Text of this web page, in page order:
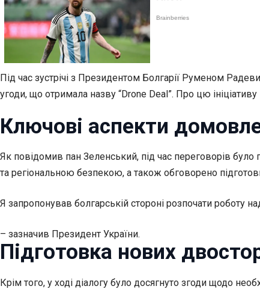
Під час зустрічі з Президентом Болгарії Руменом
угоди, що отримала назву “Drone Deal”. Про цю
Ключові аспекти
Як повідомив пан Зеленський, під час переговорів було
та регіональною безпекою, а також обговорено
Я запропонував болгарській стороні розпочати роботу
– зазначив Президент України.
Підготовка нових
Крім того, у ході діалогу було досягнуто згоди щодо